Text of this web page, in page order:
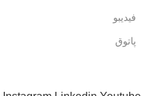
فیدیبو
پاتوق